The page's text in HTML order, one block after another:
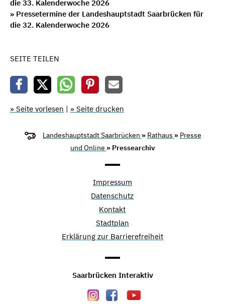
die 33. Kalenderwoche 2026
» Pressetermine der Landeshauptstadt Saarbrücken für
die 32. Kalenderwoche 2026
SEITE TEILEN
» Seite vorlesen | » Seite drucken
Landeshauptstadt Saarbrücken » Rathaus » Presse
und Online » Pressearchiv
Impressum
Datenschutz
Kontakt
Stadtplan
Erklärung zur Barrierefreiheit
Saarbrücken Interaktiv